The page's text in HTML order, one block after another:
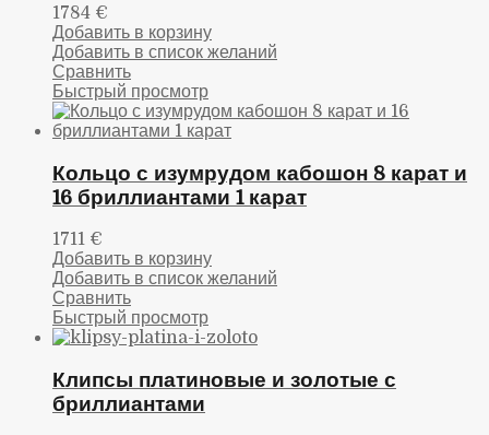
1784 €
Добавить в корзину
Добавить в список желаний
Сравнить
Быстрый просмотр
Кольцо с изумрудом кабошон 8 карат и
16 бриллиантами 1 карат
1711 €
Добавить в корзину
Добавить в список желаний
Сравнить
Быстрый просмотр
Клипсы платиновые и золотые с
бриллиантами